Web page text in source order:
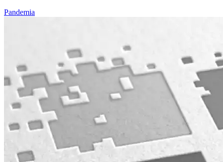
Pandemia